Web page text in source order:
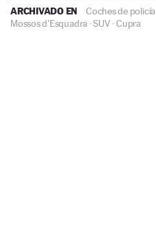
ARCHIVADO EN Coches de policía
Mossos d'Esquadra ·SUV ·Cupra